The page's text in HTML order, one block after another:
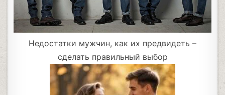
Недостатки мужчин, как их предвидеть –
сделать правильный выбор